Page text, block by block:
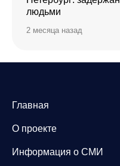
людьми
2 месяца назад
Главная
О проекте
Информация о СМИ